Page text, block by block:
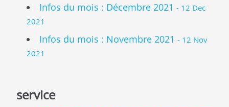
Infos du mois : Décembre 2021 - 12 Dec
2021
Infos du mois : Novembre 2021 - 12 Nov
2021
service